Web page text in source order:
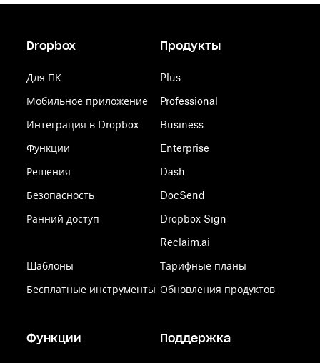
Dropbox
Для ПК
Мобильное приложение
Интеграция в Dropbox
Функции
Решения
Безопасность
Ранний доступ
Шаблоны
Бесплатные инструменты
Продукты
Plus
Professional
Business
Enterprise
Dash
DocSend
Dropbox Sign
Reclaim.ai
Тарифные планы
Обновления продуктов
Функции Поддержка